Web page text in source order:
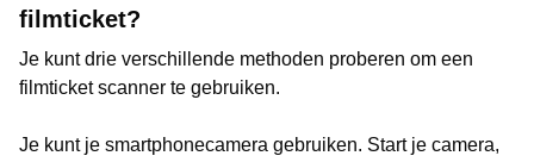
filmticket?
Je kunt drie verschillende methoden proberen om een
filmticket scanner te gebruiken.
Je kunt je smartphonecamera gebruiken. Start je camera,